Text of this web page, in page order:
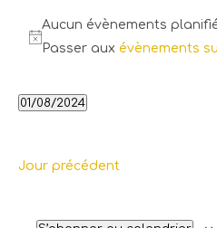
Aucun évènements
Passer aux évènements
01/08/2024
date.
Jour précédent